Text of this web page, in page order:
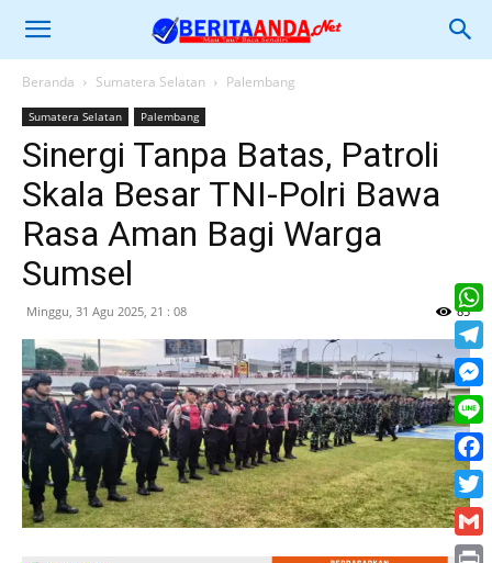
Beranda Sumatera Selatan Palembang
Sumatera Selatan Palembang
Sinergi Tanpa Batas, Patroli
Skala Besar TNI-Polri Bawa
Rasa Aman Bagi Warga
Sumsel
Minggu, 31 Agu 2025, 21 : 08 85
Line